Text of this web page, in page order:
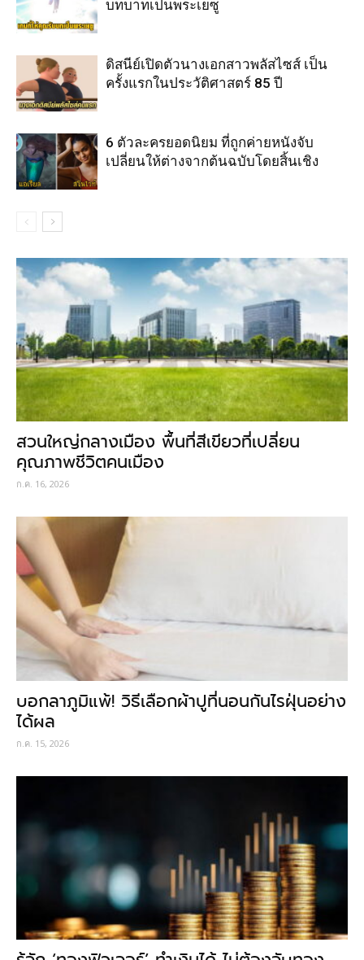
บทบาทเป็นพระเยซู
ดิสนีย์เปิดตัวนางเอกสาวพลัสไซส์ เป็น
ครั้งแรกในประวัติศาสตร์ 85 ปี
6 ตัวละครยอดนิยม ที่ถูกค่ายหนังจับ
เปลี่ยนให้ต่างจากต้นฉบับโดยสิ้นเชิง
สวนใหญ่กลางเมือง พื้นที่สีเขียวที่เปลี่ยน
คุณภาพชีวิตคนเมือง
ก.ค. 16, 2026
บอกลาภูมิแพ้! วิธีเลือกผ้าปูที่นอนกันไรฝุ่นอย่าง
ได้ผล
ก.ค. 15, 2026